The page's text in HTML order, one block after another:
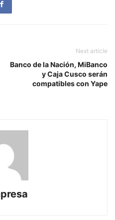
Next article
Banco de la Nación, MiBanco
y Caja Cusco serán
compatibles con Yape